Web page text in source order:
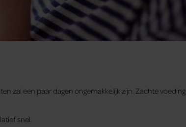
zal een paar dagen ongemakkelijk zijn. Zachte voeding
snel.